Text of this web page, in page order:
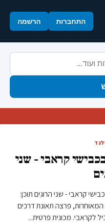
התחברות הרשמה
קראבי - שני
קראבי - שני הרוגים תוכן:
הלילה המאוחרות, פרצה תאונת דרכים
לקראבי. מכונית פרטית...